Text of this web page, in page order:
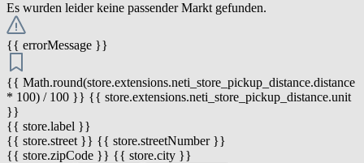
Es wurden leider keine passender Markt gefunden.
{{ errorMessage }}
{{ Math.round(store.extensions.neti_store_pickup_distance.distance
* 100) / 100 }} {{ store.extensions.neti_store_pickup_distance.unit
}}
{{ store.label }}
{{ store.street }} {{ store.streetNumber }}
{{ store.zipCode }} {{ store.city }}